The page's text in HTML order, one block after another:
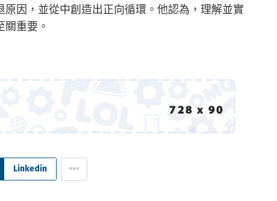
因，並從中創造出正向循環。他認為，理解並實
重要。
Linkedin